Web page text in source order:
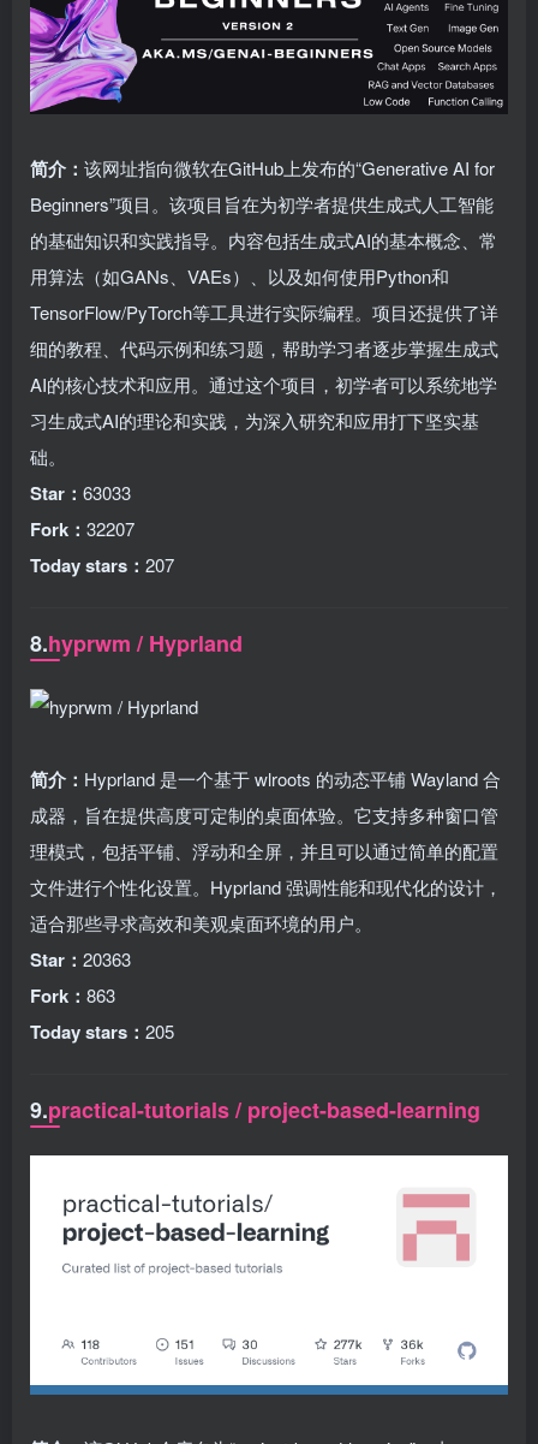
简介： 该网址指向微软在GitHub上发布的“Generative AI for
Beginners”项目。该项目旨在为初学者提供生成式人工智能
的基础知识和实践指导。内容包括生成式AI的基本概念、常
用算法（如GANs、VAEs）、以及如何使用Python和
TensorFlow/PyTorch等工具进行实际编程。项目还提供了详
细的教程、代码示例和练习题，帮助学习者逐步掌握生成式
AI的核心技术和应用。通过这个项目，初学者可以系统地学
习生成式AI的理论和实践，为深入研究和应用打下坚实基
础。
Star： 63033
Fork： 32207
Today stars： 207
8.hyprwm / Hyprland
简介： Hyprland 是一个基于 wlroots 的动态平铺 Wayland 合
成器，旨在提供高度可定制的桌面体验。它支持多种窗口管
理模式，包括平铺、浮动和全屏，并且可以通过简单的配置
文件进行个性化设置。Hyprland 强调性能和现代化的设计，
适合那些寻求高效和美观桌面环境的用户。
Star： 20363
Fork： 863
Today stars： 205
9.practical-tutorials / project-based-learning